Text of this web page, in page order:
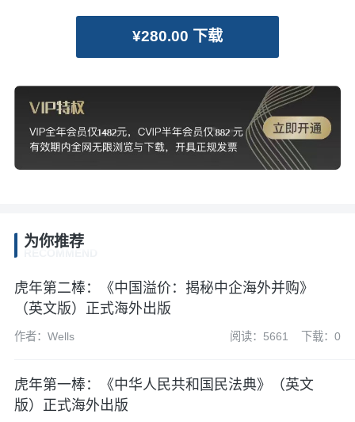
¥280.00 下载
为你推荐
虎年第二棒：《中国溢价：揭秘中企海外并购》
（英文版）正式海外出版
作者：Wells 阅读：5661 下载：0
虎年第一棒：《中华人民共和国民法典》（英文
版）正式海外出版